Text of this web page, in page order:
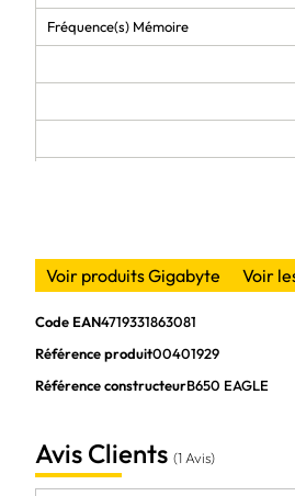
Fréquence(s) Mémoire
Type de mémoire
Voir produits Gigabyte Voir
Code EAN4719331863081
Référence produit00401929
Référence constructeurB650 EAGLE
Avis Clients (1 Avis)